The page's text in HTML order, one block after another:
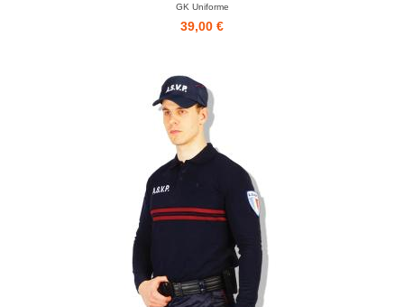
GK Uniforme
39,00 €